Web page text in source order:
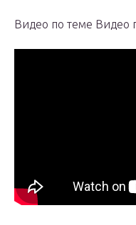
Видео по теме Видео